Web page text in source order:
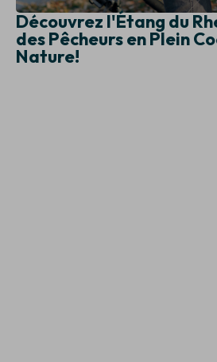
Découvrez l'Étang du
des Pêcheurs en Plein
Nature!